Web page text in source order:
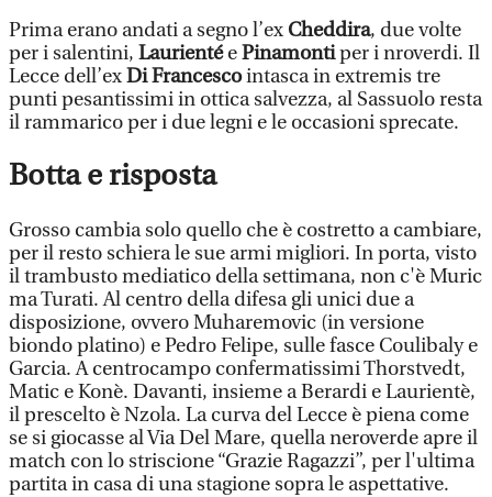
Prima erano andati a segno l’ex Cheddira, due volte
per i salentini, LaurientéePinamontiper i nroverdi. Il
Lecce dell’exDi Francescointasca in extremis tre
punti pesantissimi in ottica salvezza, al Sassuolo resta
il rammarico per i due legni e le occasioni sprecate.
Botta e risposta
Grosso cambia solo quello che è costretto a cambiare,
per il resto schiera le sue armi migliori. In porta, visto
il trambusto mediatico della settimana, non c'è Muric
ma Turati. Al centro della difesa gli unici due a
disposizione, ovvero Muharemovic (in versione
biondo platino) e Pedro Felipe, sulle fasce Coulibaly e
Garcia. A centrocampo confermatissimi Thorstvedt,
Matic e Konè. Davanti, insieme a Berardi e Laurientè,
il prescelto è Nzola. La curva del Lecce è piena come
se si giocasse al Via Del Mare, quella neroverde apre il
match con lo striscione “Grazie Ragazzi”, per l'ultima
partita in casa di una stagione sopra le aspettative.